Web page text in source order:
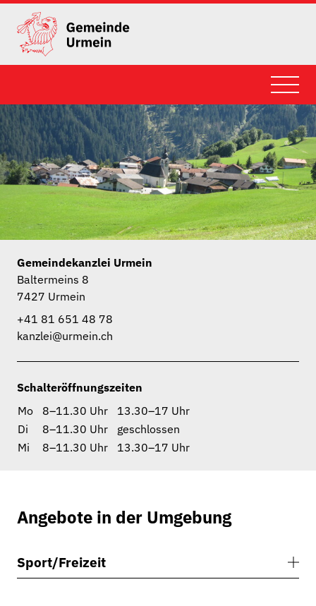
Verwaltung
Gemeindekanzlei Urmein
Baltermeins 8
7427 Urmein
+41 81 651 48 78
kanzlei@urmein.ch
Schalteröffnungszeiten
Mo
8–11.30 Uhr
13.30–17 Uhr
Di
8–11.30 Uhr
geschlossen
Mi
8–11.30 Uhr 13.30–17 Uhr
Angebote in der Umgebung
Sport/Freizeit